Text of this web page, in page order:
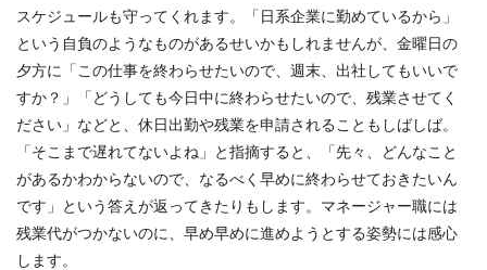
スケジュールも守ってくれます。「日系企業に勤めているから」
という自負のようなものがあるせいかもしれませんが、金曜日の
夕方に「この仕事を終わらせたいので、週末、出社してもいいで
すか？」「どうしても今日中に終わらせたいので、残業させてく
ださい」などと、休日出勤や残業を申請されることもしばしば。
「そこまで遅れてないよね」と指摘すると、「先々、どんなこと
があるかわからないので、なるべく早めに終わらせておきたいん
です」という答えが返ってきたりもします。マネージャー職には
残業代がつかないのに、早め早めに進めようとする姿勢には感心
します。